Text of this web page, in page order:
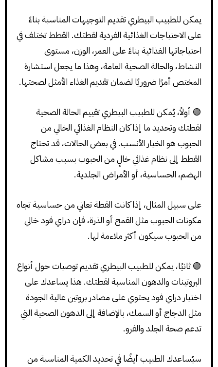
يمكن للطبيب البيطري تقديم التوجيهات المناسبة بناءً
على الاحتياجات الغذائية الفردية لقطتك. القطط تختلف في
احتياجاتها الغذائية بناءً على العمر، الوزن، مستوى
النشاط، والحالة الصحية العامة، وهذا ما يجعل استشارة
المختص أمرًا ضروريًا لضمان تقديم الغذاء الأمثل لصحتها.
🟢 أولاً، يُمكن للطبيب البيطري تقييم الحالة الصحية
لقطتك وتحديد ما إذا كان النظام الغذائي الخالي من
الحبوب هو الخيار الأنسب. في بعض الحالات، قد تحتاج
القطط إلى نظام غذائي خالٍ من الحبوب بسبب مشاكل
الهضم، الحساسية، أو الأمراض الجلدية.
على سبيل المثال، إذا كانت القطة تعاني من حساسية تجاه
مكونات الحبوب مثل القمح أو الذرة، فإن دراي فود خالي
من الحبوب سيكون أكثر ملاءمة لها.
🟢 ثانيًا، يمكن للطبيب البيطري تقديم توصيات حول أنواع
البروتينات والدهون المناسبة لقطتك. هذا يساعدك على
اختيار دراي فود يحتوي على مصادر بروتين عالية الجودة
مثل الدجاج أو السمك، بالإضافة إلى الدهون الصحية التي
تدعم صحة الجلد والفرو.
سيُساعدك الطبيب أيضًا في تحديد الكمية المناسبة من